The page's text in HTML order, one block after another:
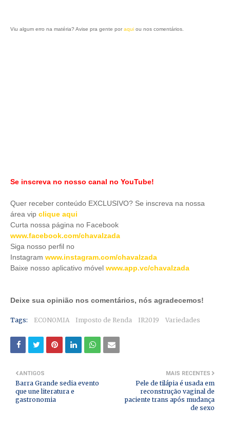
Viu algum erro na matéria? Avise pra gente por aqui ou nos comentários.
Se inscreva no nosso canal no YouTube!
Quer receber conteúdo EXCLUSIVO? Se inscreva na nossa
área vip clique aqui
Curta nossa página no Facebook
www.facebook.com/chavalzada
Siga nosso perfil no
Instagram www.instagram.com/chavalzada
Baixe nosso aplicativo móvel www.app.vc/chavalzada
Deixe sua opinião nos comentários, nós agradecemos!
Tags: ECONOMIA Imposto de Renda IR2019 Variedades
MAIS RECENTES
Pele de tilápia é usada em
reconstrução vaginal de
paciente trans após mudança
de sexo
ANTIGOS
Barra Grande sedia evento
que une literatura e
gastronomia